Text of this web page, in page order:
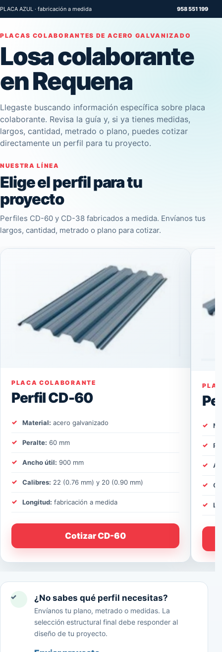
PLACA AZUL · fabricación a medida 958 551 199
PLACAS COLABORANTES DE ACERO GALVANIZADO
Losa colaborante
en Requena
Llegaste buscando información específica sobre placa
colaborante. Revisa la guía y, si ya tienes medidas,
largos, cantidad, metrado o plano, puedes cotizar
directamente un perfil para tu proyecto.
NUESTRA LÍNEA
Elige el perfil para tu
proyecto
Perfiles CD-60 y CD-38 fabricados a medida. Envíanos tus
largos, cantidad, metrado o plano para cotizar.
PLACA COLABORANTE
Perfil CD-60
Material: acero galvanizado
Peralte: 60 mm
Ancho útil: 900 mm
Calibres: 22 (0.76 mm) y 20 (0.90 mm)
Longitud: fabricación a medida
Cotizar CD-60
✓ ¿No sabes qué perfil necesitas?
Envíanos tu plano, metrado o medidas. La
selección estructural final debe responder al
diseño de tu proyecto.